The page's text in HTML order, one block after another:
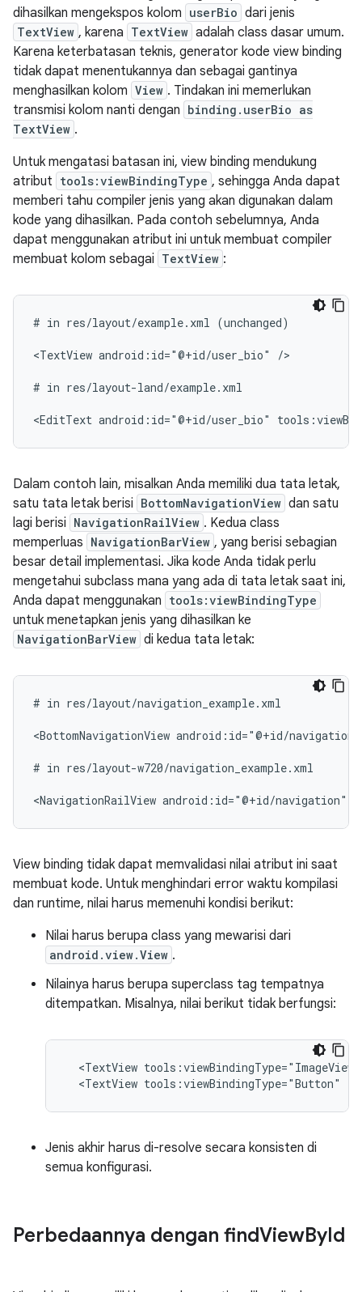
dihasilkan mengekspos kolom userBio dari jenis
TextView , karena TextView adalah class dasar umum.
Karena keterbatasan teknis, generator kode view binding
tidak dapat menentukannya dan sebagai gantinya
menghasilkan kolom View . Tindakan ini memerlukan
transmisi kolom nanti dengan binding.userBio as
TextView .
Untuk mengatasi batasan ini, view binding mendukung
atribut tools:viewBindingType , sehingga Anda dapat
memberi tahu compiler jenis yang akan digunakan dalam
kode yang dihasilkan. Pada contoh sebelumnya, Anda
dapat menggunakan atribut ini untuk membuat compiler
membuat kolom sebagai TextView :
# in res/layout/example.xml (unchanged)
<TextView android:id="@+id/user_bio" />
# in res/layout-land/example.xml
<EditText android:id="@+id/user_bio"
Dalam contoh lain, misalkan Anda memiliki dua tata letak,
satu tata letak berisi BottomNavigationView dan satu
lagi berisi NavigationRailView . Kedua class
memperluas NavigationBarView , yang berisi sebagian
besar detail implementasi. Jika kode Anda tidak perlu
mengetahui subclass mana yang ada di tata letak saat ini,
Anda dapat menggunakan tools:viewBindingType
untuk menetapkan jenis yang dihasilkan ke
NavigationBarView di kedua tata letak:
# in res/layout/navigation_example.xml
<BottomNavigationView android:id="@+id/navigation"
# in res/layout-w720/navigation_example.xml
<NavigationRailView android:id="@+id/navigation"
View binding tidak dapat memvalidasi nilai atribut ini saat
membuat kode. Untuk menghindari error waktu kompilasi
dan runtime, nilai harus memenuhi kondisi berikut:
Nilai harus berupa class yang mewarisi dari
android.view.View .
Nilainya harus berupa superclass tag tempatnya
ditempatkan. Misalnya, nilai berikut tidak berfungsi:
<TextView tools:viewBindingType="ImageView"
<TextView tools:viewBindingType="Button"
Jenis akhir harus di-resolve secara konsisten di
semua konfigurasi.
Perbedaannya dengan findViewById